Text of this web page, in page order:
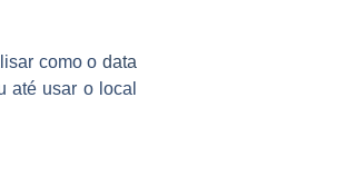
como o data
até usar o local